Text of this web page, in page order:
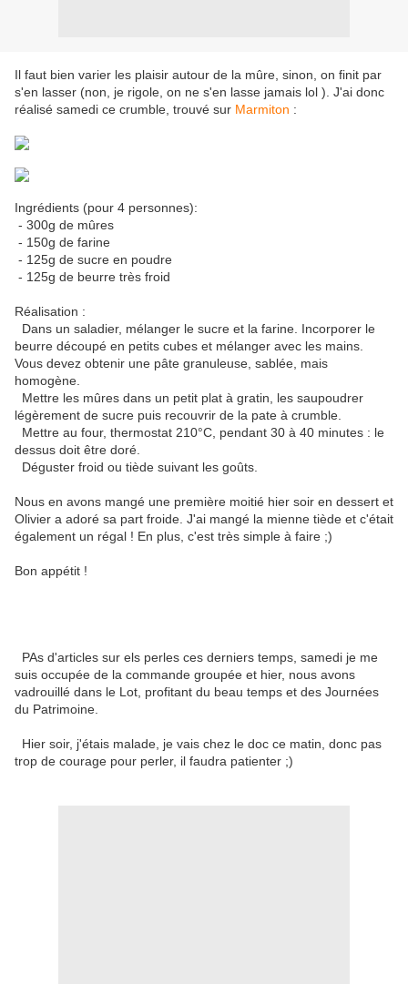
Il faut bien varier les plaisir autour de la mûre, sinon, on finit par
s'en lasser (non, je rigole, on ne s'en lasse jamais lol ). J'ai donc
réalisé samedi ce crumble, trouvé sur Marmiton :
Ingrédients (pour 4 personnes):
- 300g de mûres
- 150g de farine
- 125g de sucre en poudre
- 125g de beurre très froid
Réalisation :
Dans un saladier, mélanger le sucre et la farine. Incorporer le
beurre découpé en petits cubes et mélanger avec les mains.
Vous devez obtenir une pâte granuleuse, sablée, mais
homogène.
Mettre les mûres dans un petit plat à gratin, les saupoudrer
légèrement de sucre puis recouvrir de la pate à crumble.
Mettre au four, thermostat 210°C, pendant 30 à 40 minutes : le
dessus doit être doré.
Déguster froid ou tiède suivant les goûts.
Nous en avons mangé une première moitié hier soir en dessert et
Olivier a adoré sa part froide. J'ai mangé la mienne tiède et c'était
également un régal ! En plus, c'est très simple à faire ;)
Bon appétit !
PAs d'articles sur els perles ces derniers temps, samedi je me
suis occupée de la commande groupée et hier, nous avons
vadrouillé dans le Lot, profitant du beau temps et des Journées
du Patrimoine.
Hier soir, j'étais malade, je vais chez le doc ce matin, donc pas
trop de courage pour perler, il faudra patienter ;)